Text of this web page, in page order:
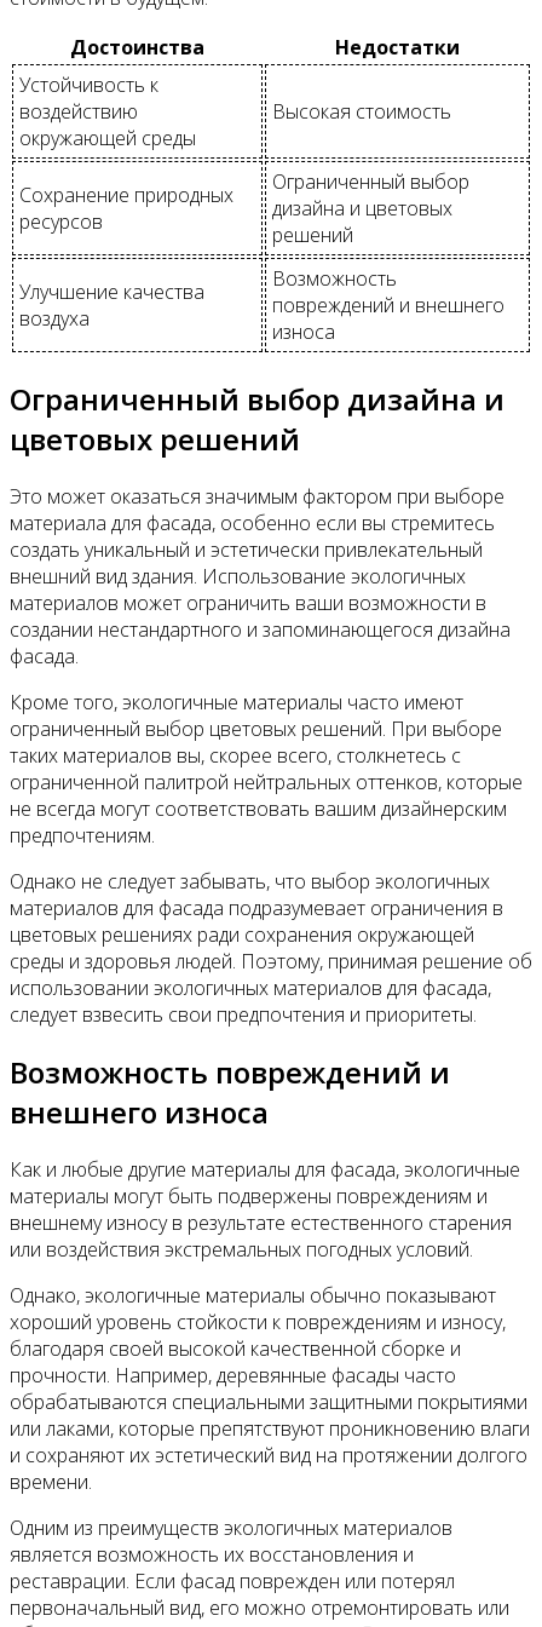
Достоинства
Недостатки
Устойчивость к
воздействию
окружающей среды
Высокая стоимость
Сохранение природных
ресурсов
Ограниченный выбор
дизайна и цветовых
решений
Улучшение качества
воздуха
Возможность
повреждений и внешнего
износа
Ограниченный выбор дизайна и
цветовых решений
Это может оказаться значимым фактором при выборе
материала для фасада, особенно если вы стремитесь
создать уникальный и эстетически привлекательный
внешний вид здания. Использование экологичных
материалов может ограничить ваши возможности в
создании нестандартного и запоминающегося дизайна
фасада.
Кроме того, экологичные материалы часто имеют
ограниченный выбор цветовых решений. При выборе
таких материалов вы, скорее всего, столкнетесь с
ограниченной палитрой нейтральных оттенков, которые
не всегда могут соответствовать вашим дизайнерским
предпочтениям.
Однако не следует забывать, что выбор экологичных
материалов для фасада подразумевает ограничения в
цветовых решениях ради сохранения окружающей
среды и здоровья людей. Поэтому, принимая решение об
использовании экологичных материалов для фасада,
следует взвесить свои предпочтения и приоритеты.
Возможность повреждений и
внешнего износа
Как и любые другие материалы для фасада, экологичные
материалы могут быть подвержены повреждениям и
внешнему износу в результате естественного старения
или воздействия экстремальных погодных условий.
Однако, экологичные материалы обычно показывают
хороший уровень стойкости к повреждениям и износу,
благодаря своей высокой качественной сборке и
прочности. Например, деревянные фасады часто
обрабатываются специальными защитными покрытиями
или лаками, которые препятствуют проникновению влаги
и сохраняют их эстетический вид на протяжении долгого
времени.
Одним из преимуществ экологичных материалов
является возможность их восстановления и
реставрации. Если фасад поврежден или потерял
первоначальный вид, его можно отремонтировать или